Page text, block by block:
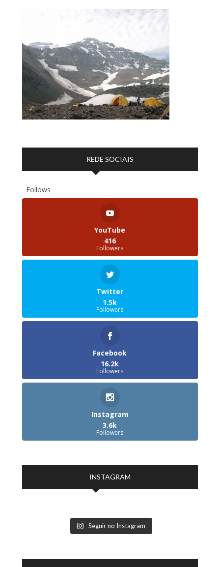
REDE SOCIAIS
Follows
YouTube
416
Followers
Twitter
1.5k
Followers
Facebook
16.2k
Followers
Instagram
3.6k
Followers
INSTAGRAM
Seguir no Instagram